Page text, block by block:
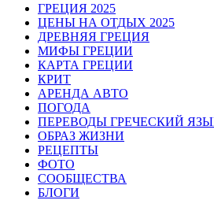
ГРЕЦИЯ 2025
ЦЕНЫ НА ОТДЫХ 2025
ДРЕВНЯЯ ГРЕЦИЯ
МИФЫ ГРЕЦИИ
КАРТА ГРЕЦИИ
КРИТ
АРЕНДА АВТО
ПОГОДА
ПЕРЕВОДЫ ГРЕЧЕСКИЙ
ОБРАЗ ЖИЗНИ
РЕЦЕПТЫ
ФОТО
СООБЩЕСТВА
БЛОГИ